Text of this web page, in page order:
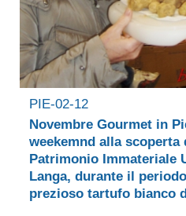
PIE-02-12
Novembre Gourmet in
weekemnd alla
Patrimonio Immateriale
Langa, durante il
prezioso tartufo bianco